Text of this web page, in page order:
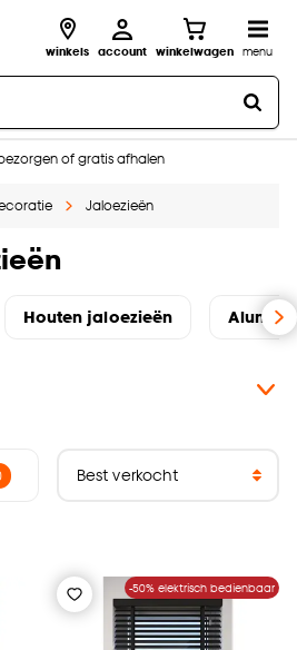
winkels account winkelwagen menu
of gratis afhalen
advies en opmeten aan huis
Jaloezieën
Houten jaloezieën
-50% elektrisch bedienbaar